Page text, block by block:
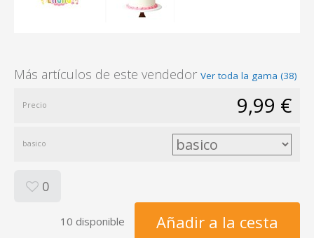
Más artículos de este vendedor Ver toda la gama (38)
Precio 9,99 €
basico
0
10 disponible Añadir a la cesta